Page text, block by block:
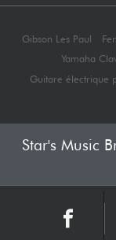
Gibson Les Paul
Yamaha
Guitare électrique
Star's Music